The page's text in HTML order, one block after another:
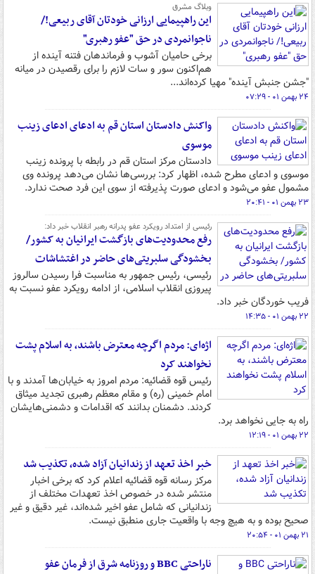
وبلاگ مشرق
این راهپیمایی ارزانی خودتان آقای ربیعی!/
ناجوانمردی در حق "عفو رهبری"
برخی حامیان آشوب و فرماندهان فتنه آینده از
هم‌اکنون سور و سات لازم را برای رقصیدن در میانه
"جشن جنبش آینده" مهیا کرده‌اند...
۲۴ بهمن ۰۱ - ۰۷:۲۹
واکنش دادستان استان قم به ادعای ادعای زینب
موسوی
دادستان مرکز استان قم در رابطه با پرونده زینب
موسوی و ادعای مطرح شده، اظهار کرد: بررسی‌ها نشان می‌دهد پرونده وی
مشمول عفو می‌شود و ادعای صورت پذیرفته از سوی این فرد صحت ندارد.
۲۳ بهمن ۰۱ - ۲۰:۴۱
رئیسی از امتداد رویکرد عفو پدرانه رهبر انقلاب خبر داد:
رفع محدودیت‌های بازگشت ایرانیان به کشور/
بخشودگی سلبریتی‌های حاضر در اغتشاشات
رئیسی، رئیس جمهور به مناسبت فرا رسیدن سالروز
پیروزی انقلاب اسلامی، از ادامه رویکرد عفو نسبت به
فریب خوردگان خبر داد.
۲۲ بهمن ۰۱ - ۱۴:۳۵
اژه‌ای: مردم اگرچه معترض باشند، به اسلام پشت
نخواهند کرد
رئیس قوه قضائیه: مردم امروز به خیابان‌ها آمدند و با
امام خمینی (ره) و مقام معظم رهبری تجدید میثاق
کردند. دشمنان بدانند که اقدامات و دشمنی‌هایشان
راه به جایی نخواهد برد.
۲۲ بهمن ۰۱ - ۱۲:۱۹
خبر اخذ تعهد از زندانیان آزاد شده، تکذیب شد
مرکز رسانه قوه قضائیه اعلام کرد که برخی اخبار
منتشر شده در خصوص اخذ تعهدات مختلف از
زندانیانی که شامل عفو اخیر شده‌اند، غیر دقیق و غیر
صحیح بوده و به هیچ وجه با واقعیت جاری منطبق نیست.
۲۱ بهمن ۰۱ - ۲۰:۵۴
ناراحتی BBC و روزنامه شرق از فرمان عفو